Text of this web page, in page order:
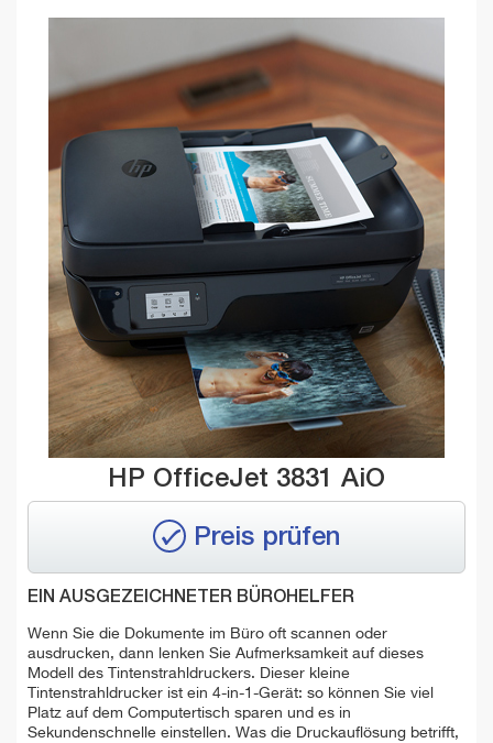
HP OfficeJet 3831 AiO
Preis prüfen
EIN AUSGEZEICHNETER BÜROHELFER
Wenn Sie die Dokumente im Büro oft scannen oder
ausdrucken, dann lenken Sie Aufmerksamkeit auf dieses
Modell des Tintenstrahldruckers. Dieser kleine
Tintenstrahldrucker ist ein 4-in-1-Gerät: so können Sie viel
Platz auf dem Computertisch sparen und es in
Sekundenschnelle einstellen. Was die Druckauflösung betrifft,